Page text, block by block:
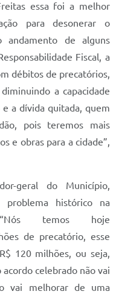
essa foi a melhor
para desonerar o
andamento de alguns
Fiscal, a
débitos de precatórios,
a capacidade
a dívida quitada, quem
pois teremos mais
e obras para a cidade”,
geral do Município,
problema histórico na
“Nós temos hoje
de precatório, esse
120 milhões, ou seja,
celebrado não vai
vai melhorar de uma